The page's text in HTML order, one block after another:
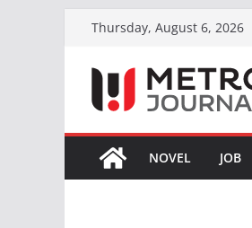
content
Thursday, August 6, 2026
NOVEL JOB